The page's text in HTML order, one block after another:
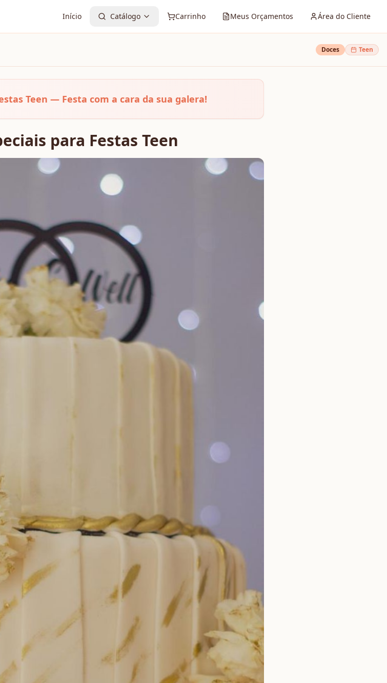
Início Catálogo Carrinho Meus Orçamentos Área do Cliente
Doces Teen
Teen — Festa com a cara da sua galera!
para Festas Teen